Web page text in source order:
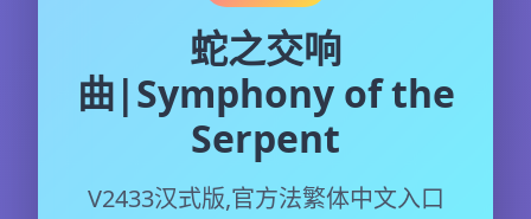
蛇之交响
曲|Symphony of the
Serpent
V2433汉式版,官方法繁体中文入口